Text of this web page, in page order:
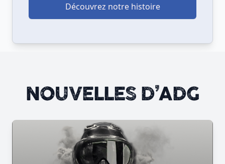
Découvrez notre histoire
NOUVELLES D’ADG